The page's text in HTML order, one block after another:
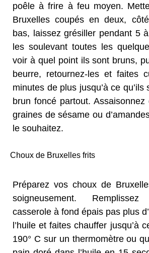
poêle à frire à feu moyen.
Bruxelles coupés en deux,
bas, laissez grésiller pendant 5
les soulevant toutes les
voir à quel point ils sont bruns,
beurre, retournez-les et faites
minutes de plus jusqu’à ce
brun foncé partout.
graines de sésame ou
le souhaitez.
Choux de Bruxelles frits
Préparez vos choux de
soigneusement.
casserole à fond épais pas plus
l’huile et faites chauffer jusqu’à
190° C sur un thermomètre ou